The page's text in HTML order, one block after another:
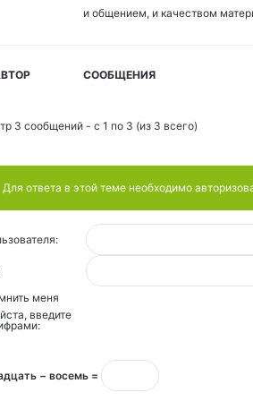
и общением, и качеством
СООБЩЕНИЯ
3 сообщений - с 1 по 3 (из 3 всего)
Для ответа в этой теме необходимо
меня
введите
− восемь =